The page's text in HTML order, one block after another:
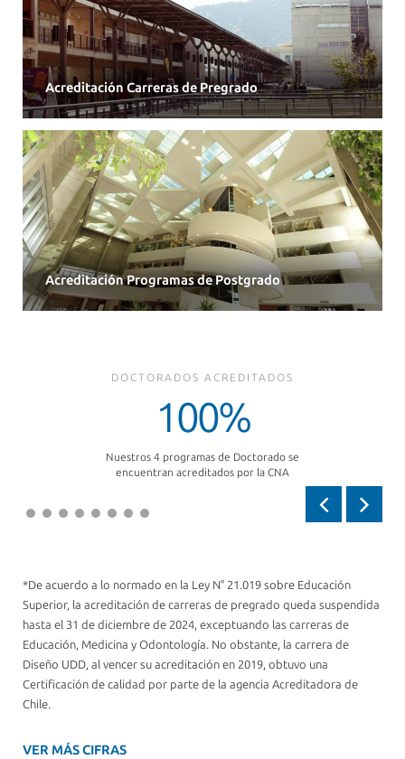
Acreditación Carreras de Pregrado
Acreditación Programas de Postgrado
DOCTORADOS ACREDITADOS
100%
Nuestros 4 programas de Doctorado se
encuentran acreditados por la CNA
Anterior
*De acuerdo a lo normado en la Ley N° 21.019 sobre Educación
Superior, la acreditación de carreras de pregrado queda suspendida
hasta el 31 de diciembre de 2024, exceptuando las carreras de
Educación, Medicina y Odontología. No obstante, la carrera de
Diseño UDD, al vencer su acreditación en 2019, obtuvo una
Certificación de calidad por parte de la agencia Acreditadora de
Chile.
VER MÁS CIFRAS